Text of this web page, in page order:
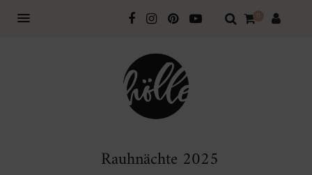
0
Rauhnächte 2025